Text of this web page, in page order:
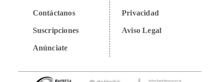
Contáctanos
Suscripciones
Anúnciate
Privacidad
Aviso Legal